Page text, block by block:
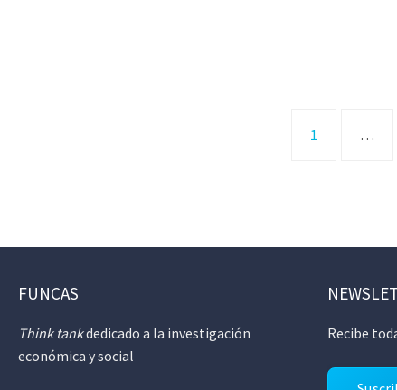
1 …
FUNCAS
Think tankdedicado a la investigación
económica y social
Recibe